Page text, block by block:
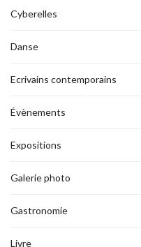
Cyberelles
Danse
Ecrivains contemporains
Évènements
Expositions
Galerie photo
Gastronomie
Livre